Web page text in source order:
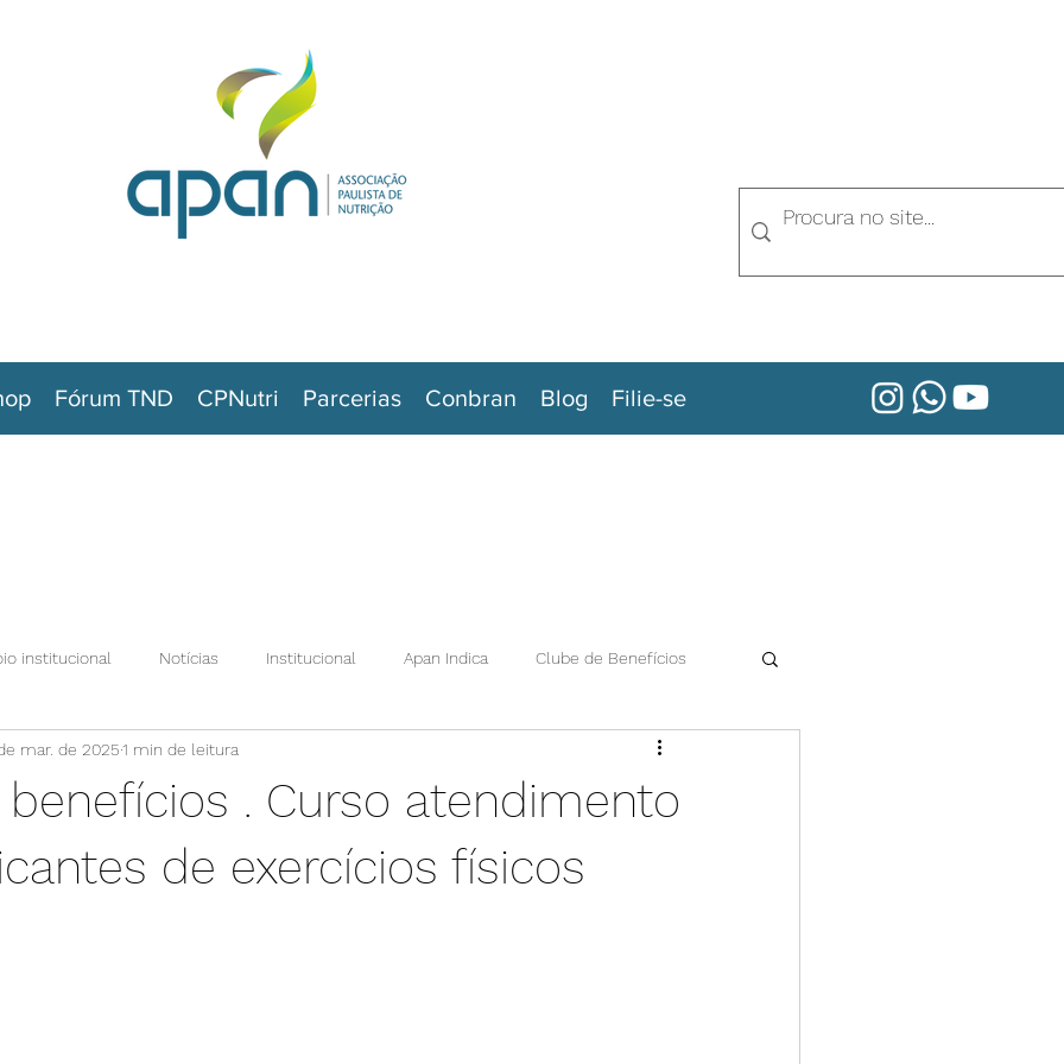
Fórum TND CPNutri Parcerias Conbran Blog Filie-se
institucional Notícias Institucional Apan Indica Clube de Benefícios
Ações Apan Prêmio Maria Helena Villar Datas comemorativas
Por dentro da pesquisa Vem ser Apan Cursos Apan
. Curso atendimento
de exercícios físicos
mar. de 20251 min de leitura
5 estrelas.